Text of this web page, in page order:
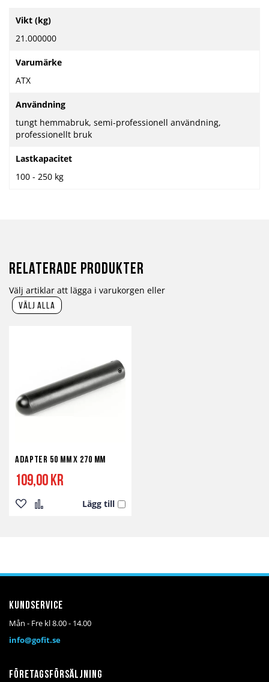
information
Vikt (kg)
21.000000
Varumärke
ATX
Användning
tungt hemmabruk, semi-professionell användning,
professionellt bruk
Lastkapacitet
100 - 250 kg
Relaterade produkter
Välj artiklar att lägga i varukorgen eller
välj alla
Adapter 50 mm x 270 mm
109,00 kr
Lägg till
Lägg Lägg
Kundservice
Mån - Fre kl 8.00 - 14.00
info@gofit.se
Företagsförsäljning